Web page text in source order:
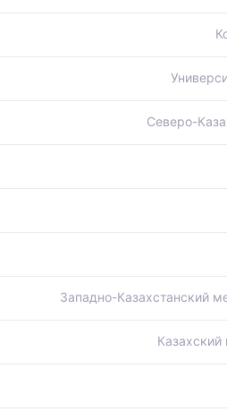
Северо-
Западно-Казахстанский